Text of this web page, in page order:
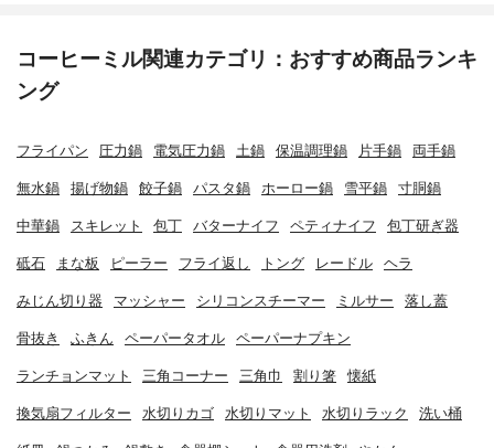
コーヒーミル関連カテゴリ：おすすめ商品ランキ
ング
フライパン 圧力鍋 電気圧力鍋 土鍋 保温調理鍋 片手鍋 両手鍋
無水鍋 揚げ物鍋 餃子鍋 パスタ鍋 ホーロー鍋 雪平鍋 寸胴鍋
中華鍋 スキレット 包丁 バターナイフ ペティナイフ 包丁研ぎ器
砥石 まな板 ピーラー フライ返し トング レードル ヘラ
みじん切り器 マッシャー シリコンスチーマー ミルサー 落し蓋
骨抜き ふきん ペーパータオル ペーパーナプキン
ランチョンマット 三角コーナー 三角巾 割り箸 懐紙
換気扇フィルター 水切りカゴ 水切りマット 水切りラック 洗い桶